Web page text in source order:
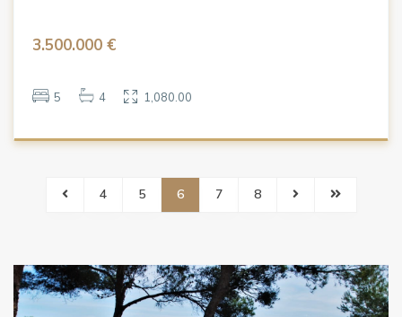
3.500.000 €
5 4 1,080.00
4 5 6 7 8